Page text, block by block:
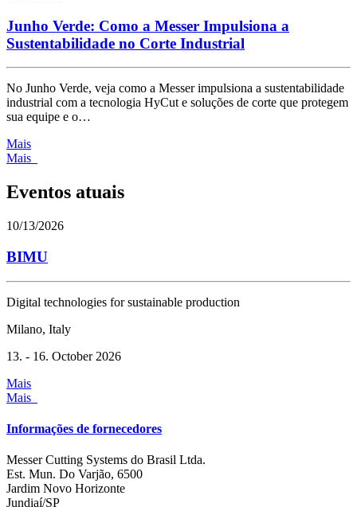
Junho Verde: Como a Messer Impulsiona a
Sustentabilidade no Corte Industrial
No Junho Verde, veja como a Messer impulsiona a sustentabilidade
industrial com a tecnologia HyCut e soluções de corte que protegem
sua equipe e o…
Mais
Mais
Eventos atuais
10/13/2026
BIMU
Digital technologies for sustainable production
Milano, Italy
13. - 16. October 2026
Mais
Mais
Informações de fornecedores
Messer Cutting Systems do Brasil Ltda.
Est. Mun. Do Varjão, 6500
Jardim Novo Horizonte
Jundiaí/SP